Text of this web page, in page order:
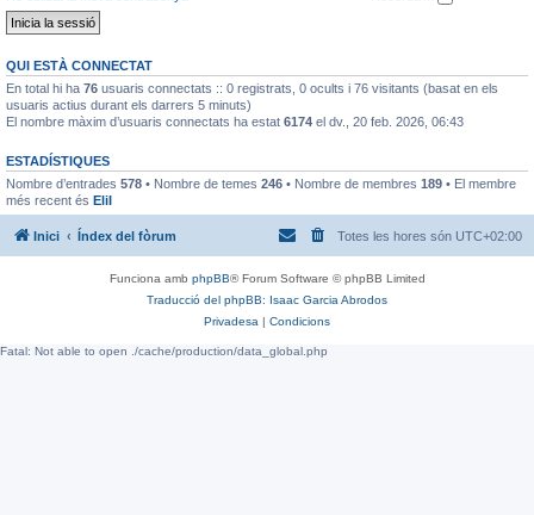
QUI ESTÀ CONNECTAT
En total hi ha 76 usuaris connectats :: 0 registrats, 0 ocults i 76 visitants (basat en els
usuaris actius durant els darrers 5 minuts)
El nombre màxim d’usuaris connectats ha estat 6174 el dv., 20 feb. 2026, 06:43
ESTADÍSTIQUES
Nombre d’entrades 578 • Nombre de temes 246 • Nombre de membres 189 • El membre
més recent és EliI
Inici Índex del fòrum Totes les hores són UTC+02:00
Funciona amb phpBB® Forum Software © phpBB Limited
Traducció del phpBB: Isaac Garcia Abrodos
Privadesa | Condicions
Fatal: Not able to open ./cache/production/data_global.php